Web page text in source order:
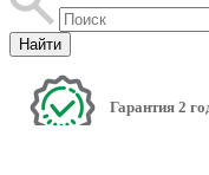
Найти
Гарантия 2